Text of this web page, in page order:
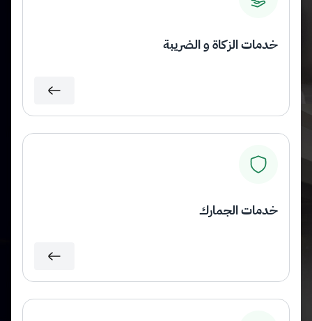
خدمات الزكاة و الضريبة
خدمات الجمارك